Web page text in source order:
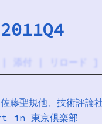
添付 リロード
聖規他、技術評論
in 東京倶楽部